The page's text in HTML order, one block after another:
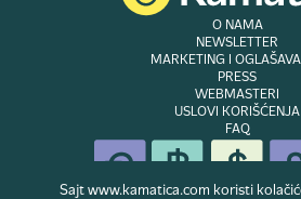
O NAMA
NEWSLETTER
MARKETING I
PRESS
WEBMASTERI
USLOVI KORIŠĆENJA
FAQ
Sajt www.kamatica.com koristi